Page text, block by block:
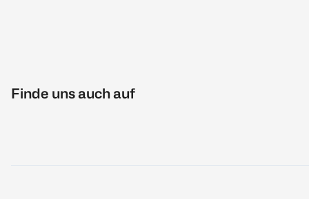
Finde uns auch auf